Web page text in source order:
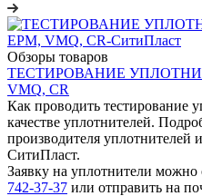
Обзоры товаров
ТЕСТИРОВАНИЕ
VMQ, CR
Как проводить тестирование
качестве уплотнителей.
производителя уплотнителей
СитиПласт.
Заявку на уплотнители
742-37-37 или отправить на